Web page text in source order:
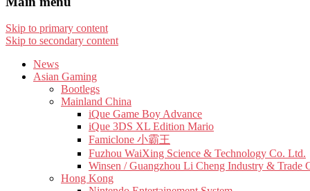
Skip to primary content
Skip to secondary content
News
Asian Gaming
Bootlegs
Mainland China
iQue Game Boy Advance
iQue 3DS XL Edition Mario
Famiclone 小霸王
Fuzhou WaiXing Science & Technology Co. Ltd.
Winsen / Guangzhou Li Cheng Industry & Trade
Hong Kong